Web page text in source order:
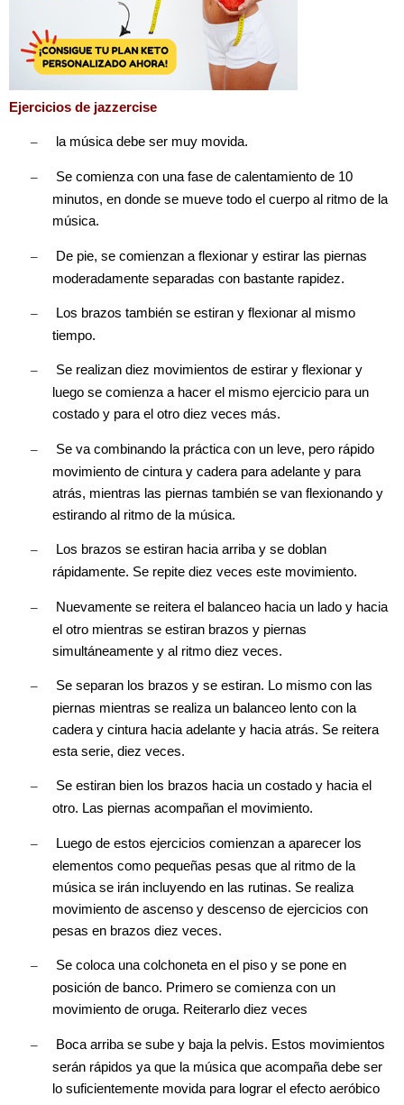
Ejercicios de jazzercise
– la música debe ser muy movida.
–
Se comienza con una fase de calentamiento de 10
minutos, en donde se mueve todo el cuerpo al ritmo de la
música.
–
De pie, se comienzan a flexionar y estirar las piernas
moderadamente separadas con bastante rapidez.
–
Los brazos también se estiran y flexionar al mismo
tiempo.
–
Se realizan diez movimientos de estirar y flexionar y
luego se comienza a hacer el mismo ejercicio para un
costado y para el otro diez veces más.
–
Se va combinando la práctica con un leve, pero rápido
movimiento de cintura y cadera para adelante y para
atrás, mientras las piernas también se van flexionando y
estirando al ritmo de la música.
–
Los brazos se estiran hacia arriba y se doblan
rápidamente. Se repite diez veces este movimiento.
–
Nuevamente se reitera el balanceo hacia un lado y hacia
el otro mientras se estiran brazos y piernas
simultáneamente y al ritmo diez veces.
–
Se separan los brazos y se estiran. Lo mismo con las
piernas mientras se realiza un balanceo lento con la
cadera y cintura hacia adelante y hacia atrás. Se reitera
esta serie, diez veces.
–
Se estiran bien los brazos hacia un costado y hacia el
otro. Las piernas acompañan el movimiento.
–
Luego de estos ejercicios comienzan a aparecer los
elementos como pequeñas pesas que al ritmo de la
música se irán incluyendo en las rutinas. Se realiza
movimiento de ascenso y descenso de ejercicios con
pesas en brazos diez veces.
–
Se coloca una colchoneta en el piso y se pone en
posición de banco. Primero se comienza con un
movimiento de oruga. Reiterarlo diez veces
–
Boca arriba se sube y baja la pelvis. Estos movimientos
serán rápidos ya que la música que acompaña debe ser
lo suficientemente movida para lograr el efecto aeróbico